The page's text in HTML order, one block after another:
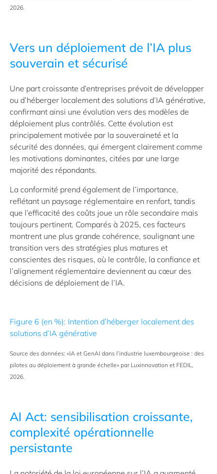
2026.
Vers un déploiement de l’IA plus
souverain et sécurisé
Une part croissante d’entreprises prévoit de développer
ou d’héberger localement des solutions d’IA générative,
confirmant ainsi une évolution vers des modèles de
déploiement plus contrôlés. Cette évolution est
principalement motivée par la souveraineté et la
sécurité des données, qui émergent clairement comme
les motivations dominantes, citées par une large
majorité des répondants.
La conformité prend également de l’importance,
reflétant un paysage réglementaire en renfort, tandis
que l’efficacité des coûts joue un rôle secondaire mais
toujours pertinent. Comparés à 2025, ces facteurs
montrent une plus grande cohérence, soulignant une
transition vers des stratégies plus matures et
conscientes des risques, où le contrôle, la confiance et
l’alignement réglementaire deviennent au cœur des
décisions de déploiement de l’IA.
Figure 6 (en %): Intention d’héberger localement des
solutions d’IA générative
Source des données: «IA et GenAI dans l’industrie luxembourgeoise : des
pilotes au déploiement à grande échelle» par Luxinnovation et FEDIL,
2026.
AI Act: sensibilisation croissante,
complexité opérationnelle
persistante